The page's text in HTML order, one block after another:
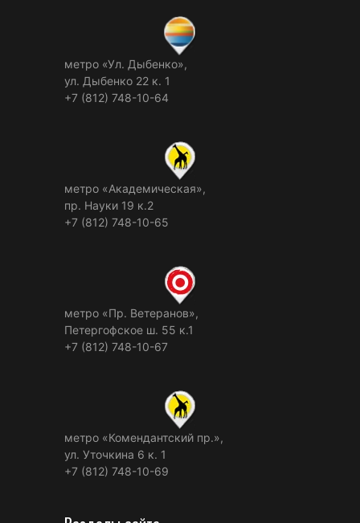
метро «Ул. Дыбенко»,
ул. Дыбенко 22 к. 1
+7 (812) 748-10-64
метро «Академическая»,
пр. Науки 19 к.2
+7 (812) 748-10-65
метро «Пр. Ветеранов»,
Петергофское ш. 55 к.1
+7 (812) 748-10-67
метро «Комендантский пр.»,
ул. Уточкина 6 к. 1
+7 (812) 748-10-69